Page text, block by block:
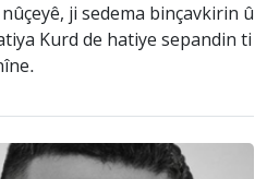
ji sedema binçavkirin û
Kurd de hatiye sepandin ti